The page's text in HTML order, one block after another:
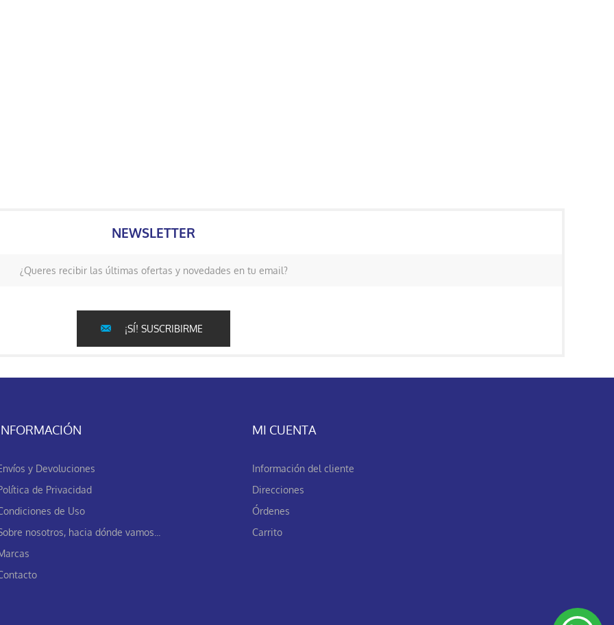
NEWSLETTER
¿Queres recibir las últimas ofertas y novedades en tu email?
¡SÍ! SUSCRIBIRME
y Devoluciones
de Privacidad
de Uso
nosotros, hacia dónde vamos...
MI CUENTA
Información del cliente
Direcciones
Órdenes
Carrito